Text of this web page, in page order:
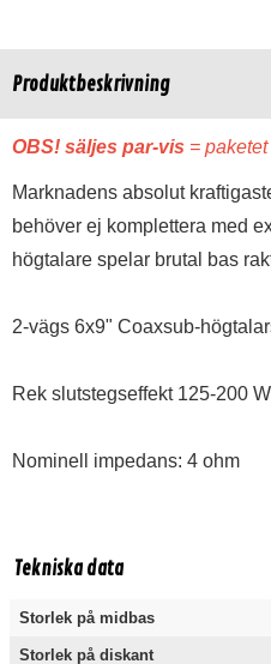
Produktbeskrivning
OBS! säljes par-vis =
Marknadens absolut
behöver ej komplettera med
högtalare spelar brutal bas
2-vägs 6x9" Coaxsub-
Rek slutstegseffekt 125-200
Nominell impedans: 4 ohm
Tekniska data
Storlek på midbas
Storlek på diskant